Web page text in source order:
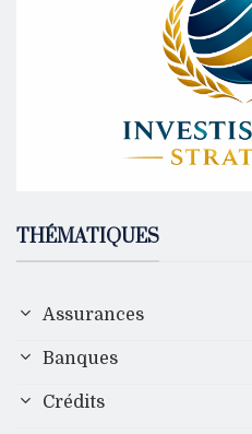
THÉMATIQUES
Assurances
Banques
Crédits